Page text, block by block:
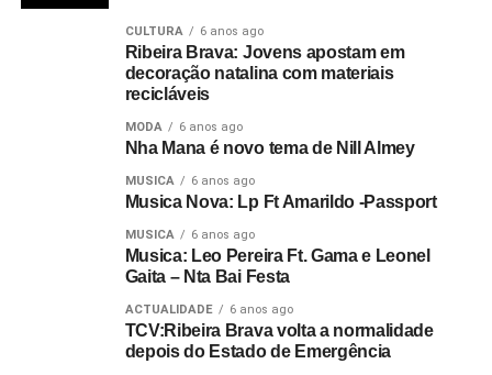
CULTURA 6 anos ago
Ribeira Brava: Jovens apostam em
decoração natalina com materiais
recicláveis
MODA 6 anos ago
Nha Mana é novo tema de Nill Almey
MUSICA 6 anos ago
Musica Nova: Lp Ft Amarildo -Passport
MUSICA 6 anos ago
Musica: Leo Pereira Ft. Gama e Leonel
Gaita – Nta Bai Festa
ACTUALIDADE 6 anos ago
TCV:Ribeira Brava volta a normalidade
depois do Estado de Emergência